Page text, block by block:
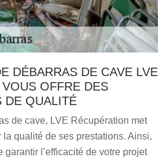
DÉBARRAS DE CAVE LVE
OFFRE DES
DE QUALITÉ
de cave, LVE Récupération met
la qualité de ses prestations. Ainsi,
garantir l’efficacité de votre projet